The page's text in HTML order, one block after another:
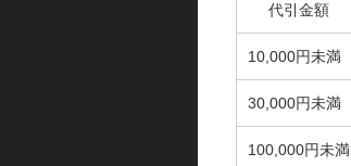
代引金額
10,000円未満
30,000円未満
100,000円未満